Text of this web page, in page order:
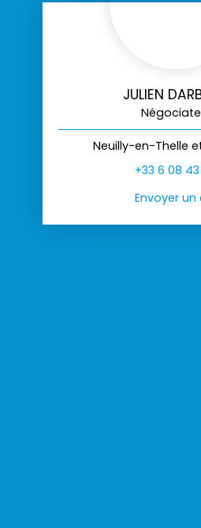
JULIEN
Neuilly-en-Thelle
+33 6 08
Envoyer